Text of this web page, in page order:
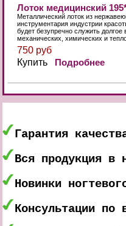
Лоток медицинский
Металлический лоток из
инструментария индустрии
будет безупречно служить
механических, химических и
750 руб
Купить Подробнее
Гарантия
Вся продукция в
Новинки
Консультации по